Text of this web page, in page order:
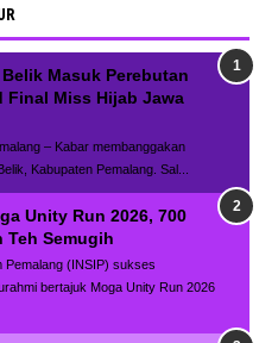
Masuk Perebutan
Final Miss Hijab Jawa
– Kabar membanggakan
Kabupaten Pemalang. Sal...
Unity Run 2026, 700
Teh Semugih
Pemalang (INSIP) sukses
bertajuk Moga Unity Run 2026